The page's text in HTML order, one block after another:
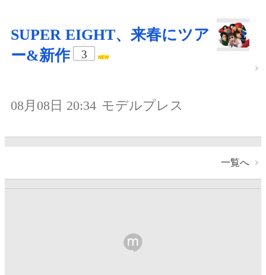
SUPER EIGHT、来春にツア
ー&新作
3
08月08日 20:34 モデルプレス
一覧へ